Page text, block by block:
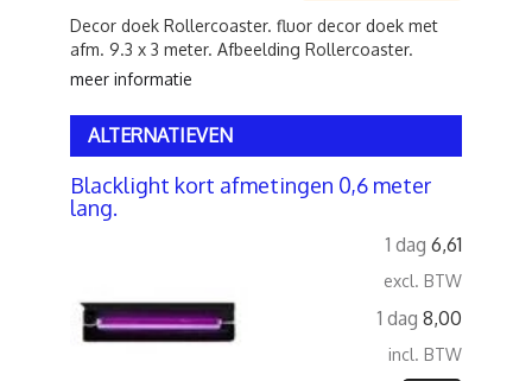
Decor doek Rollercoaster. fluor decor doek met
afm. 9.3 x 3 meter. Afbeelding Rollercoaster.
meer informatie
ALTERNATIEVEN
Blacklight kort afmetingen 0,6 meter
lang.
1 dag 6,61
excl. BTW
1 dag 8,00
incl. BTW